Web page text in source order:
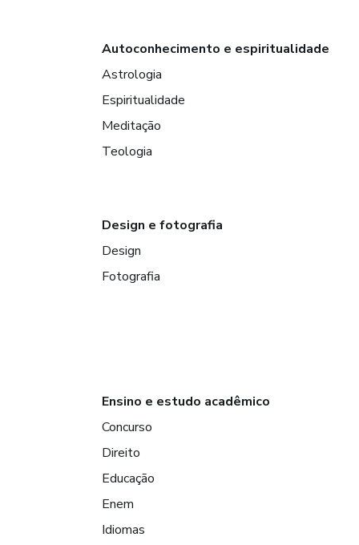
Autoconhecimento e espiritualidade
Astrologia
Espiritualidade
Meditação
Teologia
Design e fotografia
Design
Fotografia
Ensino e estudo acadêmico
Concurso
Direito
Educação
Enem
Idiomas